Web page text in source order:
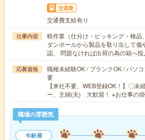
交通費
交通費支給有り
仕事内容
軽作業（仕分け・ピッキング・検品
ダンボールから製品を取り出して傷
認、 問題なければ出荷の為の箱へ
応募資格
職種未経験OK / ブランクOK / パソ
要
【来社不要、WEB登録OK！】〇未
ー、主婦(夫) 大歓迎！ ※お仕事の
職場の雰囲気
年齢層